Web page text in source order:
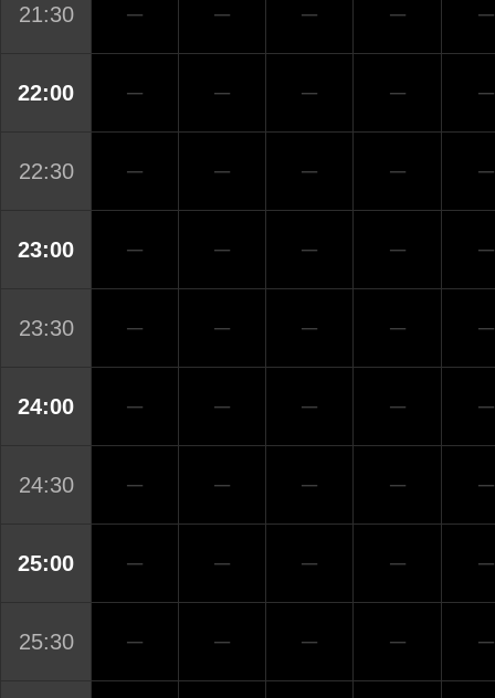
21:30 ─ ─ ─ ─ ─
22:00 ─ ─ ─ ─ ─
22:30 ─ ─ ─ ─ ─
23:00 ─ ─ ─ ─ ─
23:30 ─ ─ ─ ─ ─
24:00 ─ ─ ─ ─ ─
24:30 ─ ─ ─ ─ ─
25:00 ─ ─ ─ ─ ─
25:30 ─ ─ ─ ─ ─